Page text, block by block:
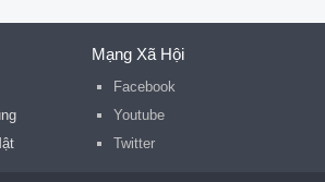
Mạng Xã Hội
Facebook
Youtube
Twitter